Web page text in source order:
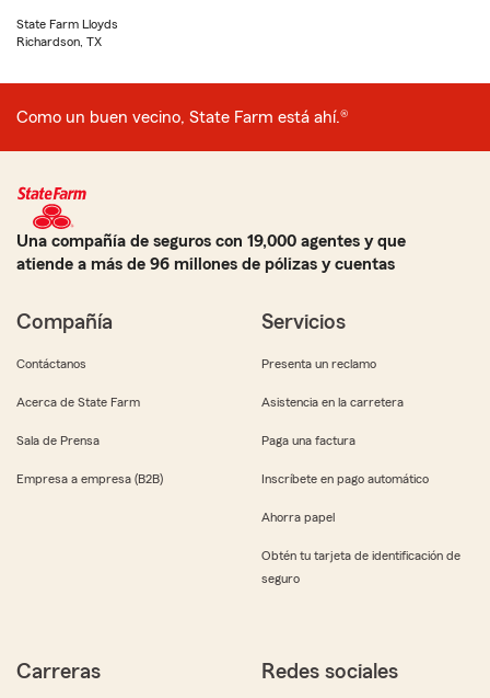
State Farm Lloyds
Richardson, TX
Como un buen vecino, State Farm está ahí.®
Una compañía de seguros con 19,000 agentes y que
atiende a más de 96 millones de pólizas y cuentas
Compañía
Contáctanos
Acerca de State Farm
Sala de Prensa
Empresa a empresa (B2B)
Servicios
Presenta un reclamo
Asistencia en la carretera
Paga una factura
Inscríbete en pago automático
Ahorra papel
Obtén tu tarjeta de identificación de
seguro
Carreras Redes sociales